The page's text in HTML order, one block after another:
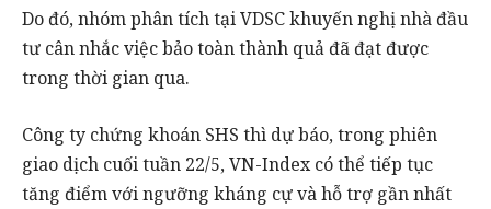
Do đó, nhóm phân tích tại VDSC khuyến nghị nhà đầu
tư cân nhắc việc bảo toàn thành quả đã đạt được
trong thời gian qua.
Công ty chứng khoán SHS thì dự báo, trong phiên
giao dịch cuối tuần 22/5, VN-Index có thể tiếp tục
tăng điểm với ngưỡng kháng cự và hỗ trợ gần nhất